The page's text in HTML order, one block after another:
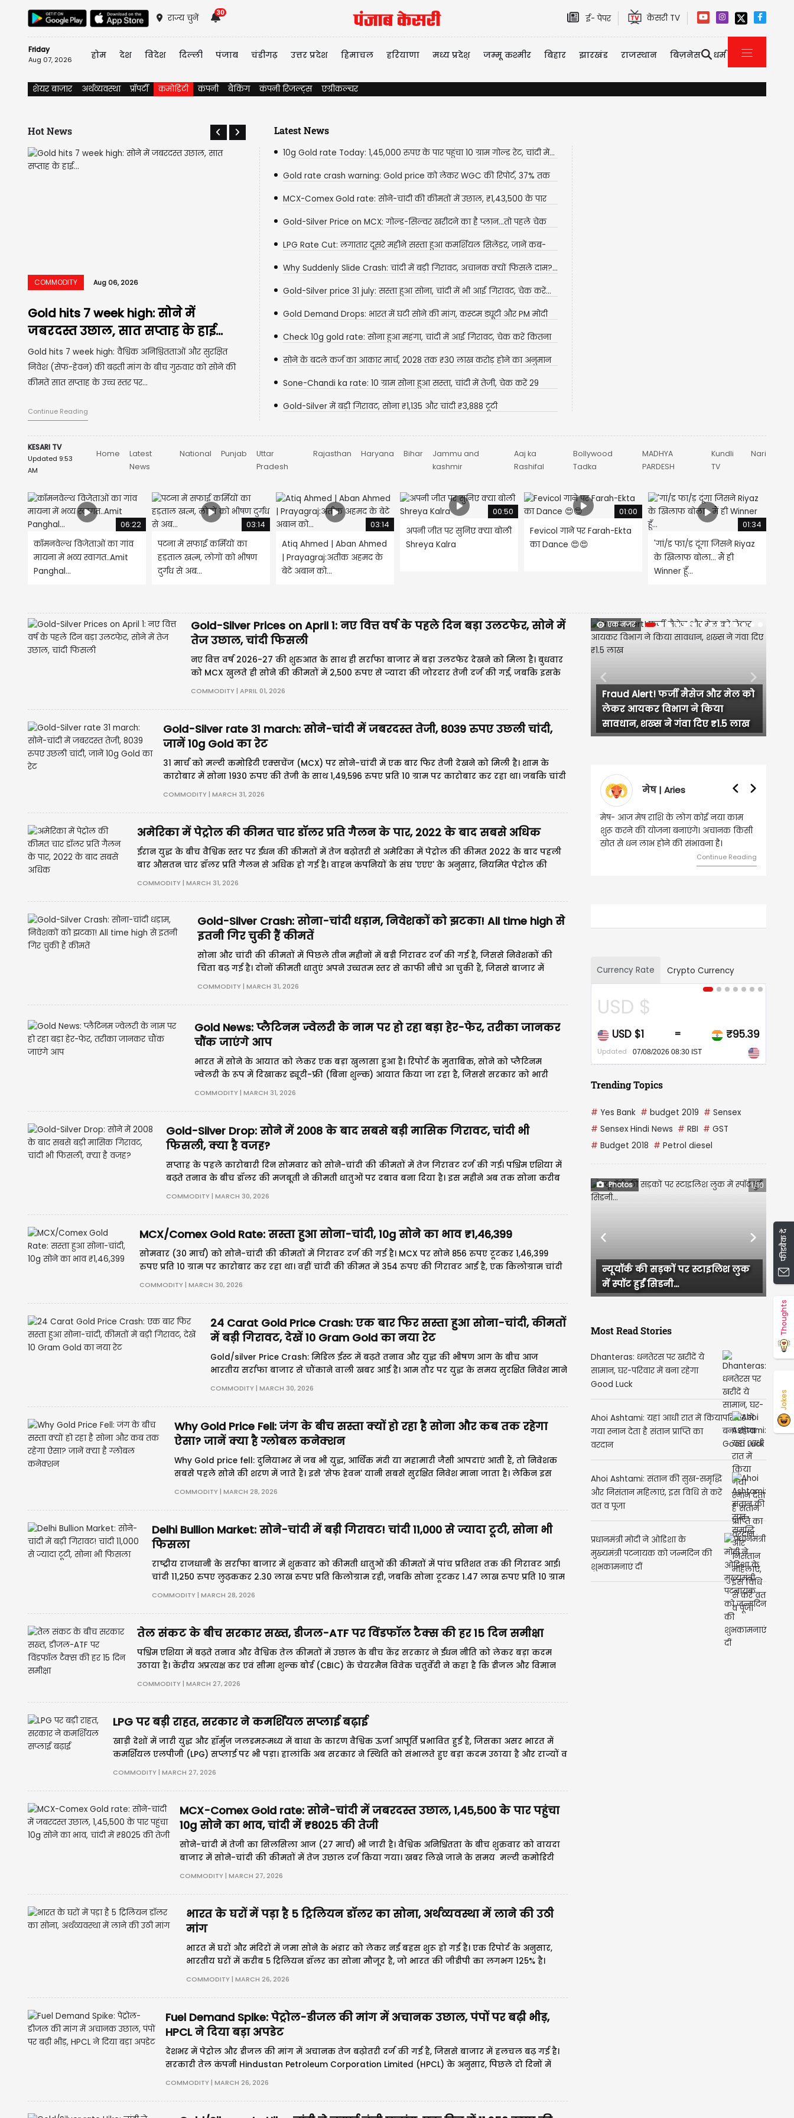
राज्य चुनें
30
ई- पेपर केसरी TV
Friday
Aug 07, 2026 होम देश विदेश दिल्ली पंजाब चंडीगढ़ उत्तर प्रदेश हिमाचल हरियाणा मध्य प्रदेश़ जम्मू कश्मीर बिहार झारखंड राजस्थान बिज़नेस धर्म
शेयर बाज़ार अर्थव्यवस्था प्रॉपर्टी कमोडिटी कंपनी बैंकिंग कंपनी रिजल्ट्स एग्रीकल्चर
Hot News
COMMODITY Aug 06, 2026
LPG-PNG-CNG पर लग सकता है नया
शुल्क, सरकार कर रही है बड़े...
एलपीजी (LPG) और पाइप्ड नेचुरल गैस (PNG-CNG) का
इस्तेमाल करने वाले उपभोक्ताओं के लिए आने वाले समय में
अतिरिक्त शुल्क लग सकता है। एक रिपोर्ट के अनुसार,...
Continue Reading
Latest News
10g Gold rate Today: 1,45,000 रुपए के पार पहुंचा 10 ग्राम गोल्ड रेट, चांदी में...
Gold rate crash warning: Gold price को लेकर WGC की रिपोर्ट, 37% तक
MCX-Comex Gold rate: सोने-चांदी की कीमतों में उछाल, ₹1,43,500 के पार
Gold-Silver Price on MCX: गोल्ड-सिल्वर खरीदने का है प्लान...तो पहले चेक
LPG Rate Cut: लगातार दूसरे महीने सस्ता हुआ कमर्शियल सिलेंडर, जानें कब-
Why Suddenly Slide Crash: चांदी में बड़ी गिरावट, अचानक क्यों फिसले दाम?...
Gold-Silver price 31 july: सस्ता हुआ सोना, चांदी में भी आई गिरावट, चेक करें...
Gold Demand Drops: भारत में घटी सोने की मांग, कस्टम ड्यूटी और PM मोदी
Check 10g gold rate: सोना हुआ महंगा, चांदी में आई गिरावट, चेक करें कितना
सोने के बदले कर्ज का आकार मार्च, 2028 तक ₹30 लाख करोड़ होने का अनुमान
Sone-Chandi ka rate: 10 ग्राम सोना हुआ सस्ता, चांदी में तेजी, चेक करें 29
Gold-Silver में बड़ी गिरावट, सोना ₹1,135 और चांदी ₹3,888 टूटी
KESARI TV
Updated 9:53
AM
Home
Latest
News
National Punjab
Uttar
Pradesh
Rajasthan Haryana Bihar
Jammu and
kashmir
Aaj ka
Rashifal
Bollywood
Tadka
MADHYA
PARDESH
Kundli
TV
Nari
06:22
कॉमनवेल्थ विजेताओं का गांव
मायना में भव्य स्वागत..Amit
Panghal...
03:14
पटना में सफाई कर्मियों का
हड़ताल खत्म, लोगों को भीषण
दुर्गंध से अब...
03:14
Atiq Ahmed | Aban Ahmed
| Prayagraj:अतीक अहमद के
बेटे अबान को...
00:50
अपनी जीत पर सुनिए क्या बोली
Shreya Kalra
01:00
Fevicol गाने पर Farah-Ekta
का Dance 😍😍
01:34
'गां/ड फा/ड़ दूंगा जिसने Riyaz
के खिलाफ बोला... मैं ही
Winner हूँ...
Gold-Silver Prices on April 1: नए वित्त वर्ष के पहले दिन बड़ा उलटफेर, सोने में
तेज उछाल, चांदी फिसली
नए वित्त वर्ष 2026-27 की शुरुआत के साथ ही सर्राफा बाजार में बड़ा उलटफेर देखने को मिला है। बुधवार
को MCX खुलते ही सोने की कीमतों में 2,500 रुपए से ज्यादा की जोरदार तेजी दर्ज की गई, जबकि इसके
उलट चांदी 1,700 रुपए तक फिसल गई।
COMMODITY | APRIL 01, 2026
Gold-Silver rate 31 march: सोने-चांदी में जबरदस्त तेजी, 8039 रुपए उछली चांदी,
जानें 10g Gold का रेट
31 मार्च को मल्टी कमोडिटी एक्सचेंज (MCX) पर सोने-चांदी में एक बार फिर तेजी देखने को मिली है। शाम के
कारोबार में सोना 1930 रुपए की तेजी के साथ 1,49,596 रुपए प्रति 10 ग्राम पर कारोबार कर रहा था। जबकि चांदी
में 8039 रुपए का उछाल दर्ज किया गया, एक किलोग्राम चांदी 2,37,000 रुपए पर कारोबार कर रही थी। इंटर
COMMODITY | MARCH 31, 2026
अमेरिका में पेट्रोल की कीमत चार डॉलर प्रति गैलन के पार, 2022 के बाद सबसे अधिक
ईरान युद्ध के बीच वैश्विक स्तर पर ईंधन की कीमतों में तेज बढ़ोतरी से अमेरिका में पेट्रोल की कीमत 2022 के बाद पहली
बार औसतन चार डॉलर प्रति गैलन से अधिक हो गई है। वाहन कंपनियों के संघ 'एएए' के अनुसार, नियमित पेट्रोल की
राष्ट्रीय औसत कीमत अब 4.02 डॉलर प्रति गैलन हो गई है जो युद्ध शुरू होने से पहले की तुलना में एक डॉलर से अधिक है।
COMMODITY | MARCH 31, 2026
Gold-Silver Crash: सोना-चांदी धड़ाम, निवेशकों को झटका! All time high से
इतनी गिर चुकी हैं कीमतें
सोना और चांदी की कीमतों में पिछले तीन महीनों में बड़ी गिरावट दर्ज की गई है, जिससे निवेशकों की
चिंता बढ़ गई है। दोनों कीमती धातुएं अपने उच्चतम स्तर से काफी नीचे आ चुकी हैं, जिससे बाजार में
अनिश्चितता का माहौल बना हुआ है।
COMMODITY | MARCH 31, 2026
Gold News: प्लैटिनम ज्वेलरी के नाम पर हो रहा बड़ा हेर-फेर, तरीका जानकर
चौंक जाएंगे आप
भारत में सोने के आयात को लेकर एक बड़ा खुलासा हुआ है। रिपोर्ट के मुताबिक, सोने को प्लैटिनम
ज्वेलरी के रूप में दिखाकर ड्यूटी-फ्री (बिना शुल्क) आयात किया जा रहा है, जिससे सरकार को भारी
नुकसान हो रहा है।
COMMODITY | MARCH 31, 2026
Gold-Silver Drop: सोने में 2008 के बाद सबसे बड़ी मासिक गिरावट, चांदी भी
फिसली, क्या है वजह?
सप्ताह के पहले कारोबारी दिन सोमवार को सोने-चांदी की कीमतों में तेज गिरावट दर्ज की गई। पश्चिम एशिया में
बढ़ते तनाव के बीच डॉलर की मजबूती ने कीमती धातुओं पर दबाव बना दिया है। इस महीने अब तक सोना करीब
16% तक टूट चुका है, जो 2008 के बाद सबसे बड़ी मासिक गिरावट मानी जा रही है।
COMMODITY | MARCH 30, 2026
MCX/Comex Gold Rate: सस्ता हुआ सोना-चांदी, 10g सोने का भाव ₹1,46,399
सोमवार (30 मार्च) को सोने-चांदी की कीमतों में गिरावट दर्ज की गई है। MCX पर सोने 856 रुपए टूटकर 1,46,399
रुपए प्रति 10 ग्राम पर कारोबार कर रहा था। वहीं चांदी की कीमत में 354 रुपए की गिरावट आई है, एक किलोग्राम चांदी
का भाव 2,27,600 रुपए है। अंतरराष्ट्रीय बाजार में भी सोना चांदी गिरावट के साथ कारोबार क
COMMODITY | MARCH 30, 2026
24 Carat Gold Price Crash: एक बार फिर सस्ता हुआ सोना-चांदी, कीमतों
में बड़ी गिरावट, देखें 10 Gram Gold का नया रेट
Gold/silver Price Crash: मिडिल ईस्ट में बढ़ते तनाव और युद्ध की भीषण आग के बीच आज
भारतीय सर्राफा बाजार से चौंकाने वाली खबर आई है। आम तौर पर युद्ध के समय सुरक्षित निवेश माने
जाने वाला सोना आज घरेलू बाजार में धड़ाम हो गया है।
COMMODITY | MARCH 30, 2026
Why Gold Price Fell: जंग के बीच सस्ता क्यों हो रहा है सोना और कब तक रहेगा
ऐसा? जानें क्या है ग्लोबल कनेक्शन
Why Gold price fell: दुनियाभर में जब भी युद्ध, आर्थिक मंदी या महामारी जैसी आपदाएं आती हैं, तो निवेशक
सबसे पहले सोने की शरण में जाते हैं। इसे 'सेफ हेवन' यानी सबसे सुरक्षित निवेश माना जाता है। लेकिन इस
बार पश्चिम एशिया (वेस्ट एशिया) में जारी भारी तनाव के बीच एक बेहद अजीब नजारा देखने को मिल रहा है।
COMMODITY | MARCH 28, 2026
Delhi Bullion Market: सोने-चांदी में बड़ी गिरावट! चांदी 11,000 से ज्यादा टूटी, सोना भी
फिसला
राष्ट्रीय राजधानी के सर्राफा बाजार में शुक्रवार को कीमती धातुओं की कीमतों में पांच प्रतिशत तक की गिरावट आई।
चांदी 11,250 रुपए लुढ़ककर 2.30 लाख रुपए प्रति किलोग्राम रही, जबकि सोना टूटकर 1.47 लाख रुपए प्रति 10 ग्राम
पर रहा। अखिल भारतीय सर्राफा संघ के अनुसार, चांदी की कीमत 11,250 रुपए यानी लगभग पांच प्
COMMODITY | MARCH 28, 2026
तेल संकट के बीच सरकार सख्त, डीजल-ATF पर विंडफॉल टैक्स की हर 15 दिन समीक्षा
पश्चिम एशिया में बढ़ते तनाव और वैश्विक तेल कीमतों में उछाल के बीच केंद्र सरकार ने ईंधन नीति को लेकर बड़ा कदम
उठाया है। केंद्रीय अप्रत्यक्ष कर एवं सीमा शुल्क बोर्ड (CBIC) के चेयरमैन विवेक चतुर्वेदी ने कहा है कि डीजल और विमान
ईंधन (ATF) पर लगाए गए विशेष अतिरिक्त उत्पाद शुल्क (SAED) यानी विंडफॉल टैक्स की हर 15 दिन में समीक्षा की
COMMODITY | MARCH 27, 2026
LPG पर बड़ी राहत, सरकार ने कमर्शियल सप्लाई बढ़ाई
खाड़ी देशों में जारी युद्ध और हॉर्मुज़ जलडमरूमध्य में बाधा के कारण वैश्विक ऊर्जा आपूर्ति प्रभावित हुई है, जिसका असर भारत में
कमर्शियल एलपीजी (LPG) सप्लाई पर भी पड़ा। हालांकि अब सरकार ने स्थिति को संभालते हुए बड़ा कदम उठाया है और राज्यों व
केंद्र शासित प्रदेशों के लिए कमर्शियल LPG का आवंटन बढ़ाकर 70%
COMMODITY | MARCH 27, 2026
MCX-Comex Gold rate: सोने-चांदी में जबरदस्त उछाल, 1,45,500 के पार पहुंचा
10g सोने का भाव, चांदी में ₹8025 की तेजी
सोने-चांदी में तेजी का सिलसिला आज (27 मार्च) भी जारी है। वैश्विक अनिश्चितता के बीच शुक्रवार को वायदा
बाजार में सोने-चांदी की कीमतों में तेज उछाल दर्ज किया गया। खबर लिखे जाने के समय मल्टी कमोडिटी
एक्सचेंज (MCX) पर सोना 3013 रुपए (1.97%) की तेजी के साथ 1,45,527 रुपए प्रति 10 ग्राम पर पहुंच गया।
COMMODITY | MARCH 27, 2026
भारत के घरों में पड़ा है 5 ट्रिलियन डॉलर का सोना, अर्थव्यवस्था में लाने की उठी
मांग
भारत में घरों और मंदिरों में जमा सोने के भंडार को लेकर नई बहस शुरू हो गई है। एक रिपोर्ट के अनुसार,
भारतीय घरों में करीब 5 ट्रिलियन डॉलर का सोना मौजूद है, जो भारत की जीडीपी का लगभग 125% है।
COMMODITY | MARCH 26, 2026
Fuel Demand Spike: पेट्रोल-डीजल की मांग में अचानक उछाल, पंपों पर बढ़ी भीड़,
HPCL ने दिया बड़ा अपडेट
देशभर में पेट्रोल और डीजल की मांग में अचानक तेज बढ़ोतरी दर्ज की गई है, जिससे बाजार में हलचल बढ़ गई है।
सरकारी तेल कंपनी Hindustan Petroleum Corporation Limited (HPCL) के अनुसार, पिछले दो दिनों में
ईंधन की बिक्री में 15% से ज्यादा की वृद्धि हुई है। कुछ इलाकों में यह बढ़ोतरी 50% तक पहुंच गई, जो सामान्
COMMODITY | MARCH 26, 2026
एक नजर
बाटा इंडिया को मिला 60.56 करोड़
रुपये का कर संबंधी नोटिस
Previous Next
वृषभ | Taurus
वृष - आज ऐसे व्यक्ति से मुलाकात होगी, जिससे
भविष्य में बड़े फायदे हो सकते हैं। दांपत्य जीवन
में मधुरता बनी रहेगी।
Continue Reading
Currency Rate Crypto Currency
CAD $
CAD $1 = ₹68.04
Updated 07/08/2026 08:30 IST
Trending Topics
# Yes Bank # budget 2019 # Sensex
# Sensex Hindi News # RBI # GST
# Budget 2018 # Petrol diesel
Photos 1/10
टोयोटा लैंड क्रूजर 300 ऑटो एक्सपो में
हुई लॉन्च, कीमत...
Previous Next
Most Read Stories
Dhanteras: धनतेरस पर खरीदें ये
सामान, घर-परिवार में बना रहेगा
Good Luck
Ahoi Ashtami: यहां आधी रात में किया
गया स्नान देता है संतान प्राप्ति का
वरदान
Ahoi Ashtami: संतान की सुख-समृद्धि
और निसंतान महिलाएं, इस विधि से करें
व्रत व पूजा
प्रधानमंत्री मोदी ने ओडिशा के
मुख्यमंत्री पटनायक को जन्मदिन की
शुभकामनाएं दीं
फीडबैक दें
Thoughts
Jokes